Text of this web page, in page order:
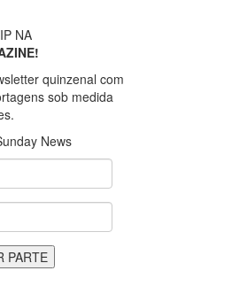
NA
quinzenal com
sob medida